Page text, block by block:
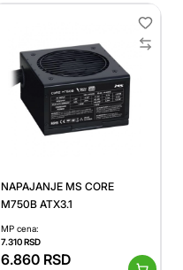
NAPAJANJE MS CORE
M750B ATX3.1
MP cena:
7.310RSD
6.860 RSD